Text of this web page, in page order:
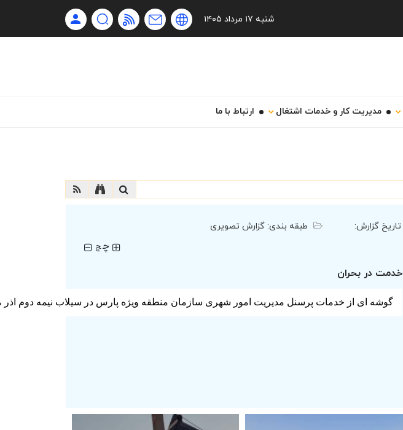
فا En Ru
شنبه ۱۷ مرداد ۱۴۰۵
مدیریت کار و خدمات اشتغال ارتباط با ما
تاریخ گزارش: طبقه بندی: گزارش تصویری
چچ
خدمت در بحران
گوشه ای از خدمات پرسنل مدیریت امور شهری سازمان منطقه ویژه پارس در سیلاب نیمه دوم اذر ماه ۱۴۰۴، باز کردن اتوبان کشوری و رفع مشکلات ناشی از